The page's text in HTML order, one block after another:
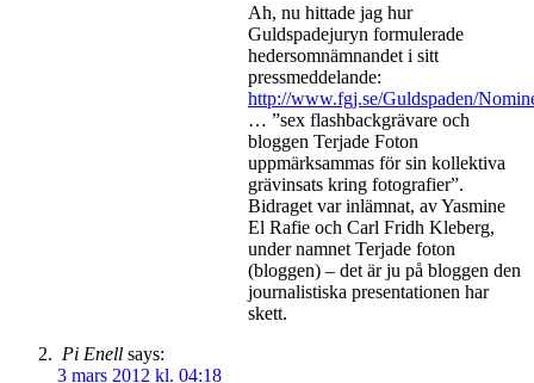
Ah, nu hittade jag hur
Guldspadejuryn formulerade
hedersomnämnandet i sitt
pressmeddelande:
http://www.fgj.se/Guldspaden/
… ”sex flashbackgrävare och
bloggen Terjade Foton
uppmärksammas för sin kollektiva
grävinsats kring fotografier”.
Bidraget var inlämnat, av Yasmine
El Rafie och Carl Fridh Kleberg,
under namnet Terjade foton
(bloggen) – det är ju på bloggen den
journalistiska presentationen har
skett.
Pi Enell says:
3 mars 2012 kl. 04:18